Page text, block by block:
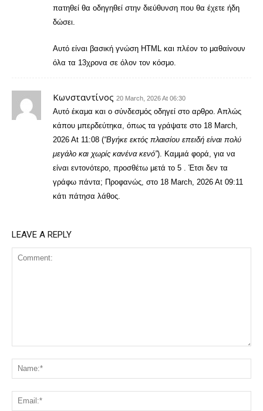
πατηθεί θα οδηγηθεί στην διεύθυνση που θα έχετε ήδη
δώσει.
Αυτό είναι βασική γνώση HTML και πλέον το μαθαίνουν
όλα τα 13χρονα σε όλον τον κόσμο.
Κωνσταντίνος 20 March, 2026 At 06:30
Αυτό έκαμα και ο σύνδεσμός οδηγεί στο αρθρο. Απλώς
κάπου μπερδεύτηκα, όπως τα γράψατε στο 18 March,
2026 At 11:08 (“Βγήκε εκτός πλαισίου επειδή είναι πολύ
μεγάλο και χωρίς κανένα κενό”). Καμμιά φορά, για να
είναι εντονότερο, προσθέτω μετά το 5
. Έτσι δεν τα
γράφω πάντα; Προφανώς, στο 18 March, 2026 At 09:11
κάτι πάτησα λάθος.
LEAVE A REPLY